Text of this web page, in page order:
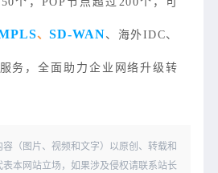
、SD-WAN、海外IDC、
务，全面助力企业网络升级转
（图片、视频和文字）以原创、转载和
本网站立场，如果涉及侵权请联系站长